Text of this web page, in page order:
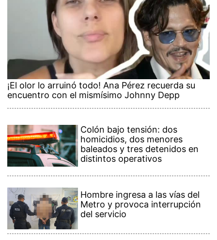
¡El olor lo arruinó todo! Ana Pérez recuerda su
encuentro con el mismísimo Johnny Depp
Colón bajo tensión: dos
homicidios, dos menores
baleados y tres detenidos en
distintos operativos
Hombre ingresa a las vías del
Metro y provoca interrupción
del servicio